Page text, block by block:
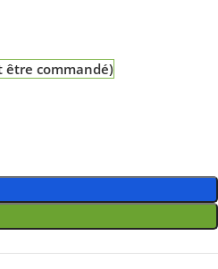
être commandé)